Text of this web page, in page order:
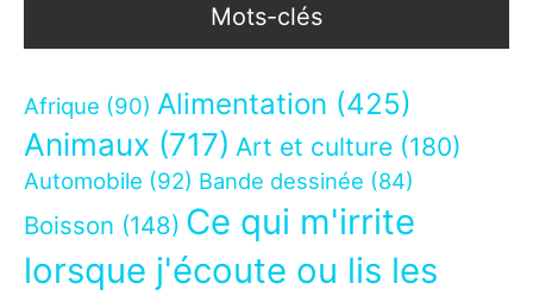
Mots-clés
Afrique (90) Alimentation (425)
Animaux (717) Art et culture (180)
Automobile (92) Bande dessinée (84)
Boisson (148) Ce qui m'irrite
lorsque j'écoute ou lis les